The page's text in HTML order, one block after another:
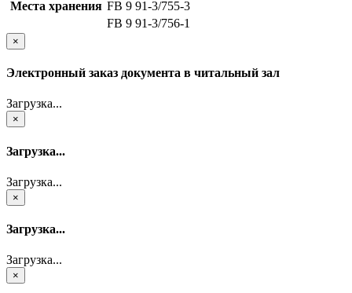
Места хранения FB 9 91-3/755-3
FB 9 91-3/756-1
×
Электронный заказ документа в читальный зал
Загрузка...
×
Загрузка...
Загрузка...
×
Загрузка...
Загрузка...
×